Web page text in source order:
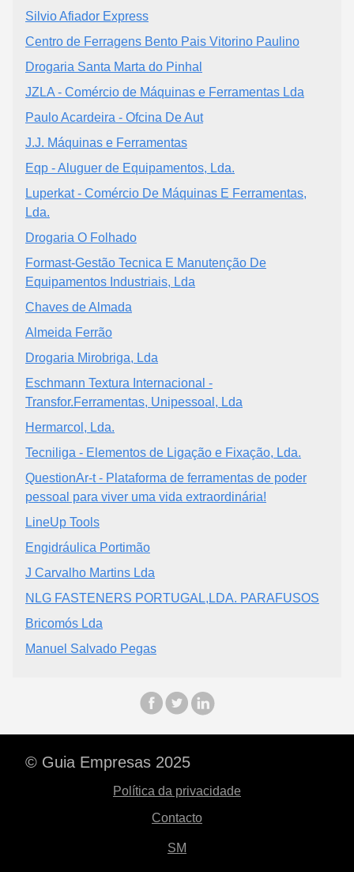
Silvio Afiador Express
Centro de Ferragens Bento Pais Vitorino Paulino
Drogaria Santa Marta do Pinhal
JZLA - Comércio de Máquinas e Ferramentas Lda
Paulo Acardeira - Ofcina De Aut
J.J. Máquinas e Ferramentas
Eqp - Aluguer de Equipamentos, Lda.
Luperkat - Comércio De Máquinas E Ferramentas,
Lda.
Drogaria O Folhado
Formast-Gestão Tecnica E Manutenção De
Equipamentos Industriais, Lda
Chaves de Almada
Almeida Ferrão
Drogaria Mirobriga, Lda
Eschmann Textura Internacional -
Transfor.Ferramentas, Unipessoal, Lda
Hermarcol, Lda.
Tecniliga - Elementos de Ligação e Fixação, Lda.
QuestionAr-t - Plataforma de ferramentas de poder
pessoal para viver uma vida extraordinária!
LineUp Tools
Engidráulica Portimão
J Carvalho Martins Lda
NLG FASTENERS PORTUGAL,LDA. PARAFUSOS
Bricomós Lda
Manuel Salvado Pegas
© Guia Empresas 2025
Política da privacidade
Contacto
SM